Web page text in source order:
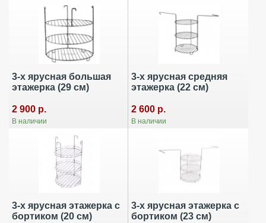
3-х ярусная большая
этажерка (29 см)
2 900 р.
В наличии
3-х ярусная средняя
этажерка (22 см)
2 600 р.
В наличии
3-х ярусная этажерка с
бортиком (20 см)
3-х ярусная этажерка с
бортиком (23 см)